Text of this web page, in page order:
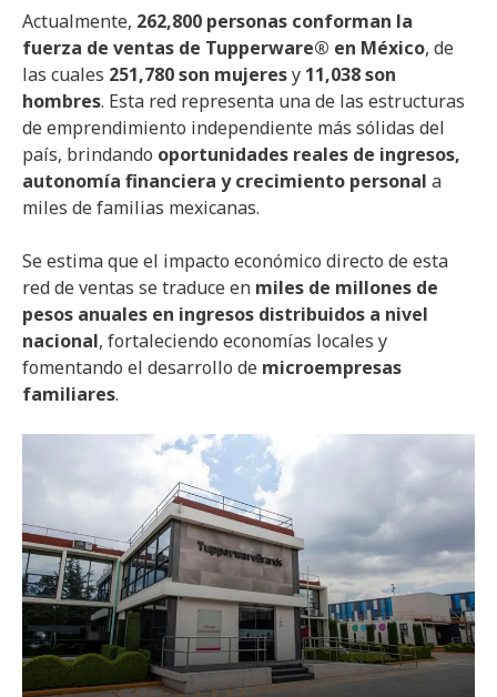
Actualmente, 262,800 personas conforman la
fuerza de ventas de Tupperware® en México, de
las cuales 251,780 son mujeresy 11,038 son
hombres. Esta red representa una de las estructuras
de emprendimiento independiente más sólidas del
país, brindando oportunidades reales de ingresos,
autonomía financiera y crecimiento personal a
miles de familias mexicanas.
Se estima que el impacto económico directo de esta
red de ventas se traduce en miles de millones de
pesos anuales en ingresos distribuidos a nivel
nacional, fortaleciendo economías locales y
fomentando el desarrollo de microempresas
familiares.